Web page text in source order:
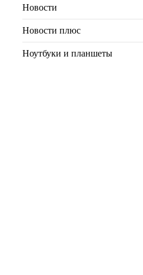
Новости
Новости плюс
Ноутбуки и планшеты